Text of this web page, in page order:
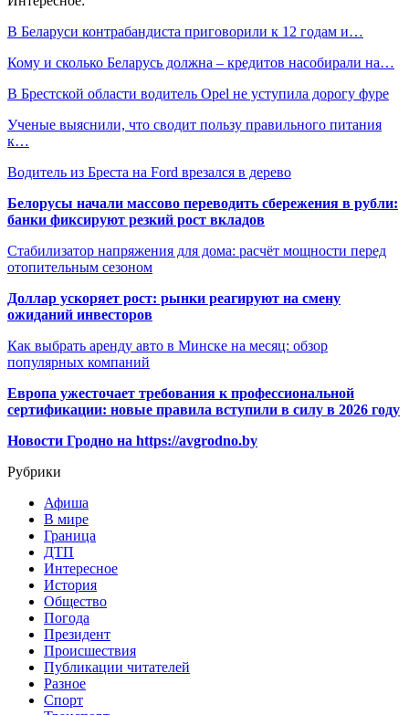
В Беларуси контрабандиста приговорили к 12 годам и…
Кому и сколько Беларусь должна – кредитов насобирали на…
В Брестской области водитель Opel не уступила дорогу фуре
Ученые выяснили, что сводит пользу правильного питания
к…
Водитель из Бреста на Ford врезался в дерево
Белорусы начали массово переводить сбережения в рубли:
банки фиксируют резкий рост вкладов
Стабилизатор напряжения для дома: расчёт мощности перед
отопительным сезоном
Доллар ускоряет рост: рынки реагируют на смену
ожиданий инвесторов
Как выбрать аренду авто в Минске на месяц: обзор
популярных компаний
Европа ужесточает требования к профессиональной
сертификации: новые правила вступили в силу в 2026 году
Новости Гродно на https://avgrodno.by
Рубрики
Афиша
В мире
Граница
ДТП
Интересное
История
Общество
Погода
Президент
Происшествия
Публикации читателей
Разное
Спорт